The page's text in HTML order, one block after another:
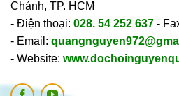
Chánh, TP. HCM
- Điện thoại: 028. 54 252 637 -
- Email:
- Website: